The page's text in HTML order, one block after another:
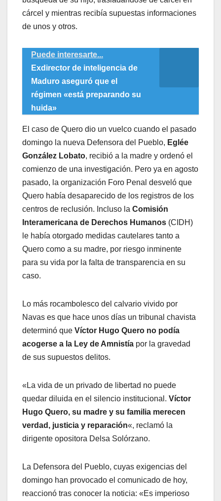
cárcel y mientras recibía supuestas informaciones
de unos y otros.
Puede interesarte...
Exdirector de inteligencia de
Maduro aseguró que el
régimen «está preparando su
huida»
El caso de Quero dio un vuelco cuando el pasado
domingo la nueva Defensora del Pueblo, Eglée
González Lobato, recibió a la madre y ordenó el
comienzo de una investigación. Pero ya en agosto
pasado, la organización Foro Penal desveló que
Quero había desaparecido de los registros de los
centros de reclusión. Incluso la Comisión
Interamericana de Derechos Humanos (CIDH)
le había otorgado medidas cautelares tanto a
Quero como a su madre, por riesgo inminente
para su vida por la falta de transparencia en su
caso.
Lo más rocambolesco del calvario vivido por
Navas es que hace unos días un tribunal chavista
determinó que Víctor Hugo Quero no podía
acogerse a la Ley de Amnistía por la gravedad
de sus supuestos delitos.
«La vida de un privado de libertad no puede
quedar diluida en el silencio institucional. Víctor
Hugo Quero, su madre y su familia merecen
verdad, justicia y reparación«, reclamó la
dirigente opositora Delsa Solórzano.
La Defensora del Pueblo, cuyas exigencias del
domingo han provocado el comunicado de hoy,
reaccionó tras conocer la noticia: «Es imperioso